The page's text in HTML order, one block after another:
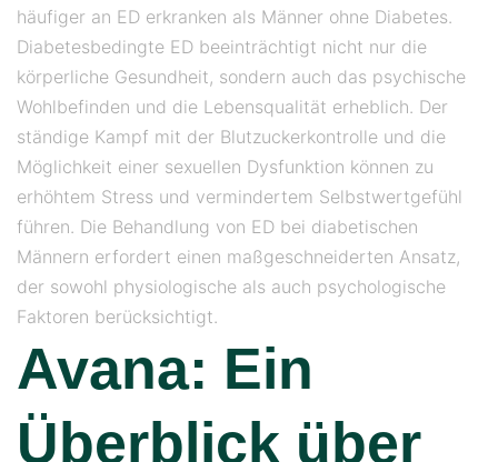
häufiger an ED erkranken als Männer ohne Diabetes.
Diabetesbedingte ED beeinträchtigt nicht nur die
körperliche Gesundheit, sondern auch das psychische
Wohlbefinden und die Lebensqualität erheblich. Der
ständige Kampf mit der Blutzuckerkontrolle und die
Möglichkeit einer sexuellen Dysfunktion können zu
erhöhtem Stress und vermindertem Selbstwertgefühl
führen. Die Behandlung von ED bei diabetischen
Männern erfordert einen maßgeschneiderten Ansatz,
der sowohl physiologische als auch psychologische
Faktoren berücksichtigt.
Avana: Ein
Überblick über